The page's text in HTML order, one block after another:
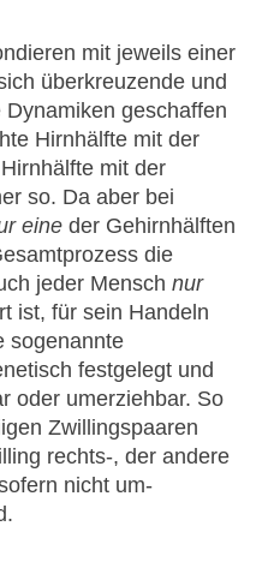
mit jeweils einer
überkreuzende und
geschaffen
Hirnhälfte mit der
mit der
so. Da aber bei
eine der Gehirnhälften
die
jeder Mensch nur
ist, für sein Handeln
sogenannte
festgelegt und
oder umerziehbar. So
Zwillingspaaren
rechts-, der andere
nicht um-